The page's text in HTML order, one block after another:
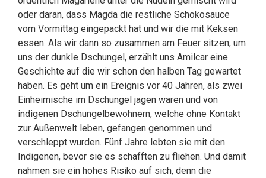
oder daran, dass Magda die restliche Schokosauce
vom Vormittag eingepackt hat und wir die mit Keksen
essen. Als wir dann so zusammen am Feuer sitzen, um
uns der dunkle Dschungel, erzählt uns Amilcar eine
Geschichte auf die wir schon den halben Tag gewartet
haben. Es geht um ein Ereignis vor 40 Jahren, als zwei
Einheimische im Dschungel jagen waren und von
indigenen Dschungelbewohnern, welche ohne Kontakt
zur Außenwelt leben, gefangen genommen und
verschleppt wurden. Fünf Jahre lebten sie mit den
Indigenen, bevor sie es schafften zu fliehen. Und damit
nahmen sie ein hohes Risiko auf sich, denn die